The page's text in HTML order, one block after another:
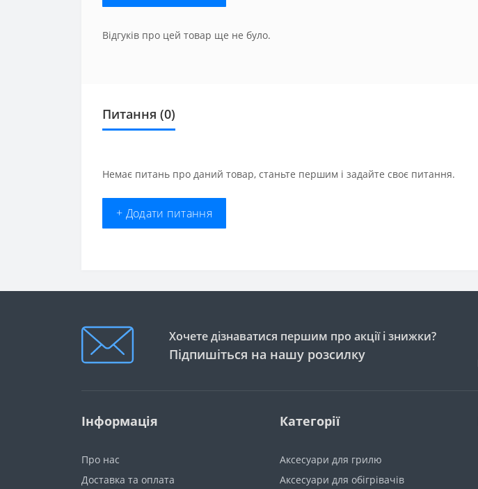
Відгуків про цей товар ще не було.
Питання (0)
Немає питань про даний товар, станьте першим і задайте своє питання.
+ Додати питання
Хочете дізнаватися першим про акції і знижки?
Підпишіться на нашу розсилку
Інформація
Про нас
Доставка та оплата
Категорії
Аксесуари для грилю
Аксесуари для обігрівачів